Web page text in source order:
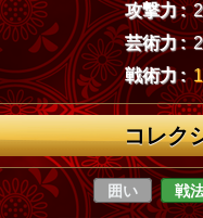
攻撃力 :
芸術力 :
戦術力 :
コレク
囲い 戦